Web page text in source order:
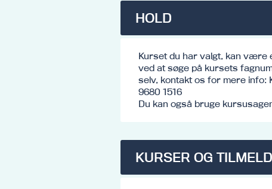
HOLD
Kurset du har valgt, kan være
ved at søge på kursets
selv, kontakt os for mere
9680 1516
Du kan også bruge
KURSER OG